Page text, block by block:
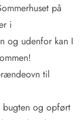
på
i
og udenfor kan I
til
bugten og opført